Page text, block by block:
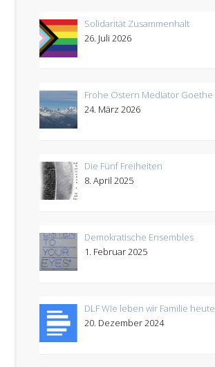
Solidarität Zusammenhalt
26. Juli 2026
Frohe Ostern Mediator Goethe
24. März 2026
Die Fünf Freiheiten
8. April 2025
Demokratische Ensembles
1. Februar 2025
DLF Wie leben wir Familie heute
20. Dezember 2024